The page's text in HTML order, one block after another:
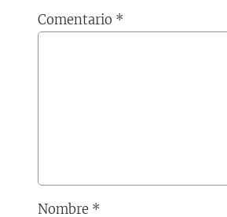
Comentario *
Nombre *